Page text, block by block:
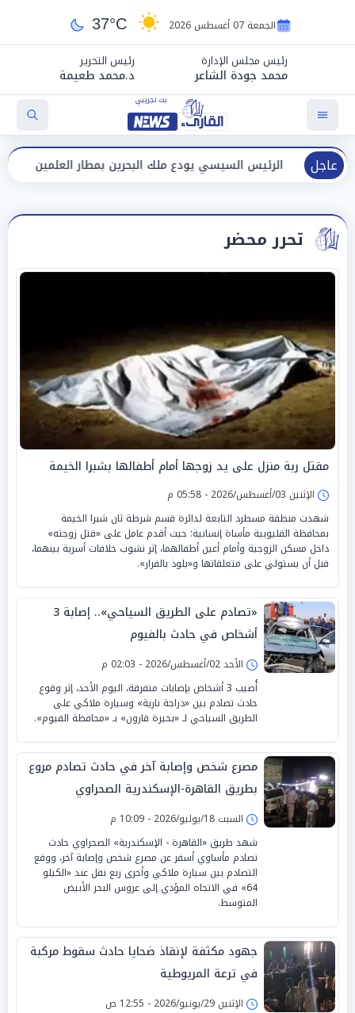
الجمعة 07 أغسطس 2026 37°C
رئيس مجلس الإدارة
محمد جودة الشاعر
رئيس التحرير
د.محمد طعيمة
عاجل
السيسي يودع ملك البحرين بمطار العلمين بعد انتهاء زيارته
تحرر محضر
مقتل ربة منزل على يد زوجها أمام أطفالها بشبرا الخيمة
الإثنين 03/أغسطس/2026 - 05:58 م
شهدت منطقة مسطرد التابعة لدائرة قسم شرطة ثان شبرا الخيمة
بمحافظة القليوبية مأساة إنسانية؛ حيث أقدم عامل على «قتل زوجته»
داخل مسكن الزوجية وأمام أعين أطفالهما، إثر نشوب خلافات أسرية بينهما،
قبل أن يستولي على متعلقاتها و«يلوذ بالفرار».
«تصادم على الطريق السياحي».. إصابة 3
أشخاص في حادث بالفيوم
الأحد 02/أغسطس/2026 - 02:03 م
أُصيب 3 أشخاص بإصابات متفرقة، اليوم الأحد، إثر وقوع
حادث تصادم بين «دراجة نارية» وسيارة ملاكي على
الطريق السياحي لـ «بحيرة قارون» بـ «محافظة الفيوم».
مصرع شخص وإصابة آخر في حادث تصادم مروع
بطريق القاهرة-الإسكندرية الصحراوي
السبت 18/يوليو/2026 - 10:09 م
شهد طريق «القاهرة - الإسكندرية» الصحراوي حادث
تصادم مأساوي أسفر عن مصرع شخص وإصابة آخر، ووقع
التصادم بين سيارة ملاكي وأخرى ربع نقل عند «الكيلو
64» في الاتجاه المؤدي إلى عروس البحر الأبيض
المتوسط.
جهود مكثفة لإنقاذ ضحايا حادث سقوط مركبة
في ترعة المريوطية
الإثنين 29/يونيو/2026 - 12:55 ص